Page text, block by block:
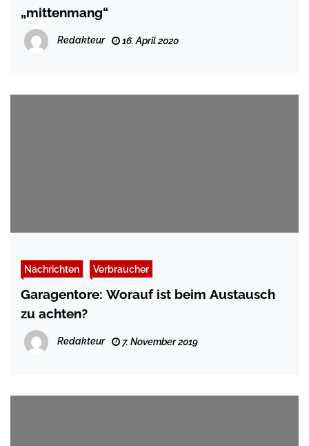
„mittenmang“
Redakteur 16. April 2020
Nachrichten Verbraucher
Garagentore: Worauf ist beim Austausch
zu achten?
Redakteur 7. November 2019